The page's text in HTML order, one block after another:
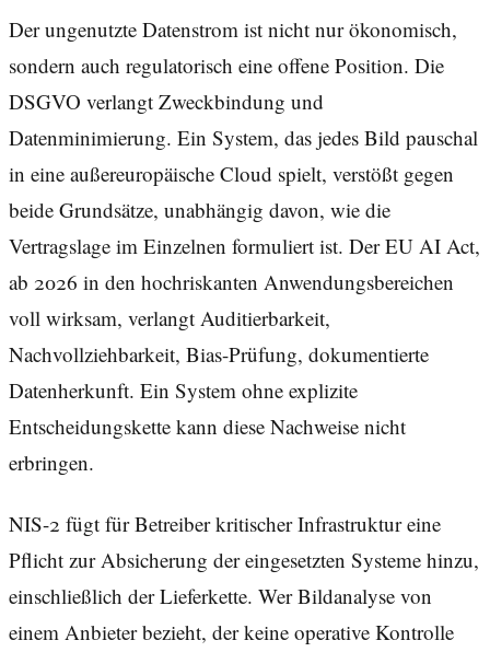
Der ungenutzte Datenstrom ist nicht nur ökonomisch,
sondern auch regulatorisch eine offene Position. Die
DSGVO verlangt Zweckbindung und
Datenminimierung. Ein System, das jedes Bild pauschal
in eine außereuropäische Cloud spielt, verstößt gegen
beide Grundsätze, unabhängig davon, wie die
Vertragslage im Einzelnen formuliert ist. Der EU AI Act,
ab 2026 in den hochriskanten Anwendungsbereichen
voll wirksam, verlangt Auditierbarkeit,
Nachvollziehbarkeit, Bias-Prüfung, dokumentierte
Datenherkunft. Ein System ohne explizite
Entscheidungskette kann diese Nachweise nicht
erbringen.
NIS-2 fügt für Betreiber kritischer Infrastruktur eine
Pflicht zur Absicherung der eingesetzten Systeme hinzu,
einschließlich der Lieferkette. Wer Bildanalyse von
einem Anbieter bezieht, der keine operative Kontrolle